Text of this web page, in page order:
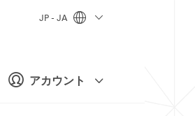
アカウント
JP - JA